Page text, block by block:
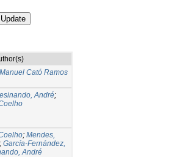
Cató Ramos
André;
; Mendes,
; García-Fernández,
André